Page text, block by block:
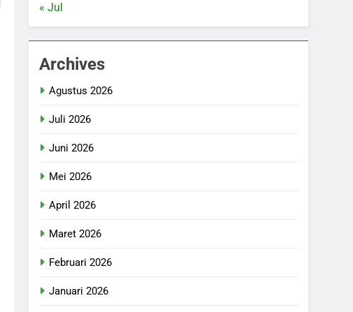
« Jul
Archives
Agustus 2026
Juli 2026
Juni 2026
Mei 2026
April 2026
Maret 2026
Februari 2026
Januari 2026